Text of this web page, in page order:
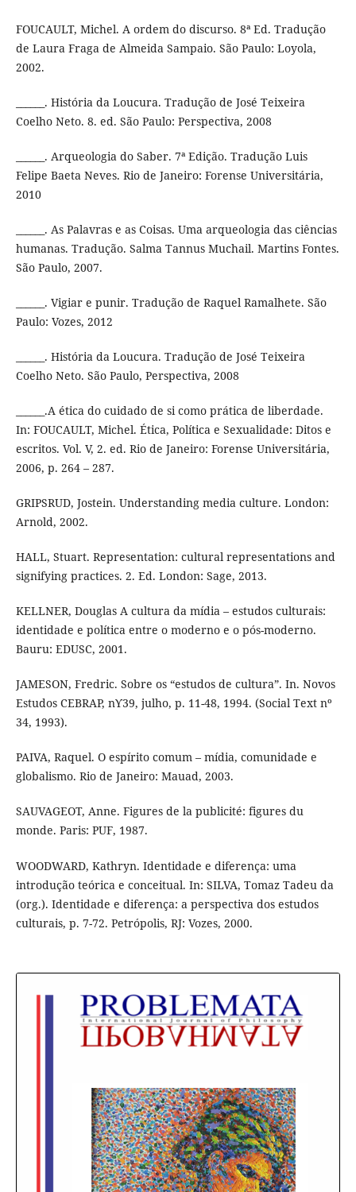
FOUCAULT, Michel. A ordem do discurso. 8ª Ed. Tradução
de Laura Fraga de Almeida Sampaio. São Paulo: Loyola,
2002.
______. História da Loucura. Tradução de José Teixeira
Coelho Neto. 8. ed. São Paulo: Perspectiva, 2008
______. Arqueologia do Saber. 7ª Edição. Tradução Luis
Felipe Baeta Neves. Rio de Janeiro: Forense Universitária,
2010
______. As Palavras e as Coisas. Uma arqueologia das ciências
humanas. Tradução. Salma Tannus Muchail. Martins Fontes.
São Paulo, 2007.
______. Vigiar e punir. Tradução de Raquel Ramalhete. São
Paulo: Vozes, 2012
______. História da Loucura. Tradução de José Teixeira
Coelho Neto. São Paulo, Perspectiva, 2008
______.A ética do cuidado de si como prática de liberdade.
In: FOUCAULT, Michel. Ética, Política e Sexualidade: Ditos e
escritos. Vol. V, 2. ed. Rio de Janeiro: Forense Universitária,
2006, p. 264 – 287.
GRIPSRUD, Jostein. Understanding media culture. London:
Arnold, 2002.
HALL, Stuart. Representation: cultural representations and
signifying practices. 2. Ed. London: Sage, 2013.
KELLNER, Douglas A cultura da mídia – estudos culturais:
identidade e política entre o moderno e o pós-moderno.
Bauru: EDUSC, 2001.
JAMESON, Fredric. Sobre os “estudos de cultura”. In. Novos
Estudos CEBRAP, nϒ39, julho, p. 11-48, 1994. (Social Text nº
34, 1993).
PAIVA, Raquel. O espírito comum – mídia, comunidade e
globalismo. Rio de Janeiro: Mauad, 2003.
SAUVAGEOT, Anne. Figures de la publicité: figures du
monde. Paris: PUF, 1987.
WOODWARD, Kathryn. Identidade e diferença: uma
introdução teórica e conceitual. In: SILVA, Tomaz Tadeu da
(org.). Identidade e diferença: a perspectiva dos estudos
culturais, p. 7-72. Petrópolis, RJ: Vozes, 2000.